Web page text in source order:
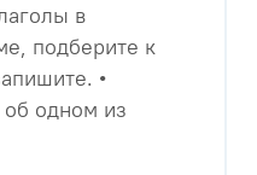
в
подберите к
•
одном из